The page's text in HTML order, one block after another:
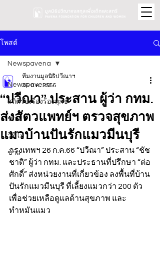
โพสต์
Newspavena
สถิติรับเรื่องร้องทุกข์
ข่าว
วิดีโอ
ข่าว
Newspavena
“ปวีณา” ประสาน ผู้ว่า กทม.
ส่งสัตวแพทย์ฯ ตรวจสุขภาพ
แมวบ้านปันรักแมวมีนบุรี
ทีมงานมูลนิธิปวีณาฯ
26 ก.ค. 2566
กรุงเทพฯ 26 ก.ค.66 “ปวีณา” ประสาน “ชัช
ชาติ” ผู้ว่า กทม. และประธานที่ปรึกษา “ต่อ
ศักดิ์” ส่งหน่วยงานที่เกี่ยวข้อง ลงพื้นที่บ้าน
ปันรักแมวมีนบุรี ที่เลี้ยงแมวกว่า 200 ตัว
เพื่อช่วยเหลือดูแลด้านสุขภาพ และ
ทำหมันแมว